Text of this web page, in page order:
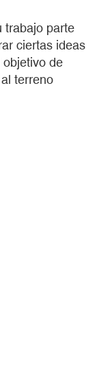
trabajo parte
ciertas ideas
de
terreno